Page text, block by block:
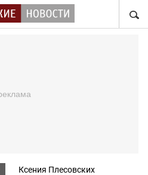
Ксения Плесовских